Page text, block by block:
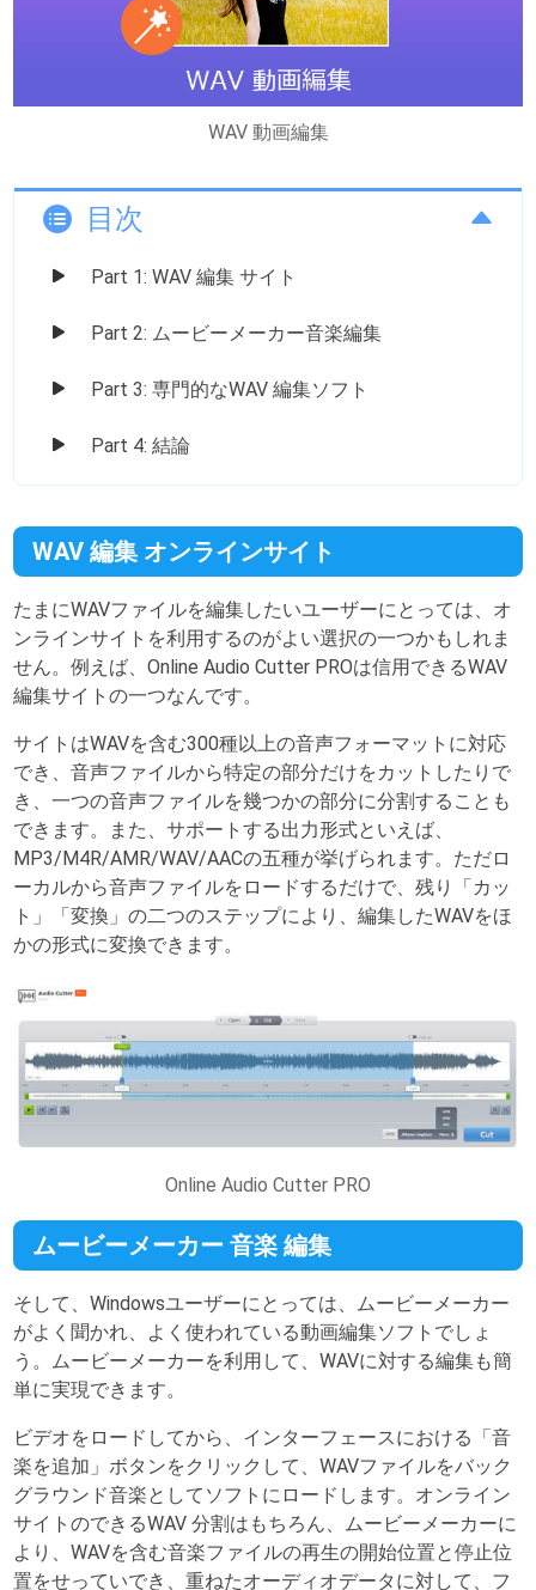
WAV 動画編集
目次
Part 1: WAV 編集 サイト
Part 2: ムービーメーカー音楽編集
Part 3: 専門的なWAV 編集ソフト
Part 4: 結論
WAV 編集 オンラインサイト
たまにWAVファイルを編集したいユーザーにとっては、オ
ンラインサイトを利用するのがよい選択の一つかもしれま
せん。例えば、Online Audio Cutter PROは信用できるWAV
編集サイトの一つなんです。
サイトはWAVを含む300種以上の音声フォーマットに対応
でき、音声ファイルから特定の部分だけをカットしたりで
き、一つの音声ファイルを幾つかの部分に分割することも
できます。また、サポートする出力形式といえば、
MP3/M4R/AMR/WAV/AACの五種が挙げられます。ただロ
ーカルから音声ファイルをロードするだけで、残り「カッ
ト」「変換」の二つのステップにより、編集したWAVをほ
かの形式に変換できます。
Online Audio Cutter PRO
ムービーメーカー 音楽 編集
そして、Windowsユーザーにとっては、ムービーメーカー
がよく聞かれ、よく使われている動画編集ソフトでしょ
う。ムービーメーカーを利用して、WAVに対する編集も簡
単に実現できます。
ビデオをロードしてから、インターフェースにおける「音
楽を追加」ボタンをクリックして、WAVファイルをバック
グラウンド音楽としてソフトにロードします。オンライン
サイトのできるWAV 分割はもちろん、ムービーメーカーに
より、WAVを含む音楽ファイルの再生の開始位置と停止位
置をせっていでき、重ねたオーディオデータに対して、フ